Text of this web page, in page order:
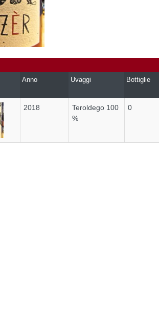
Anno Uvaggi Bottiglie
2018
Teroldego 100
%
0